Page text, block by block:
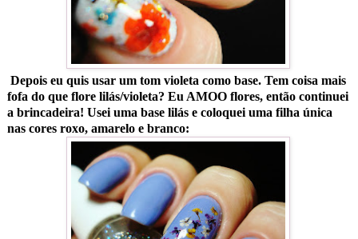
Depois eu quis usar um tom violeta como base. Tem coisa mais
fofa do que flore lilás/violeta? Eu AMOO flores, então continuei
a brincadeira! Usei uma base lilás e coloquei uma filha única
nas cores roxo, amarelo e branco: